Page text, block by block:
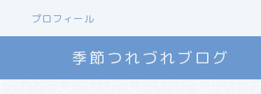
プロフィール
季節つれづれブログ